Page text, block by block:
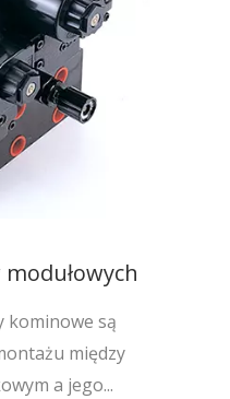
kominowe są
między
a jego...